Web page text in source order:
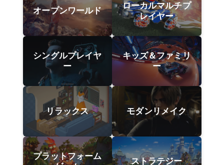
オープンワールド
ローカルマルチプ
レイヤー
シングルプレイヤ
ー
キッズ＆ファミリ
ー
リラックス モダンリメイク
プラットフォーム
ストラテジー